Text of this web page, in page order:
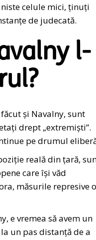
celule mici, ținuți
de judecată.
l-
și Navalny, sunt
drept „extremiști”.
pe drumul
reală din țară,
care își văd
măsurile represive
e vremea să avem un
un pas distanță de a